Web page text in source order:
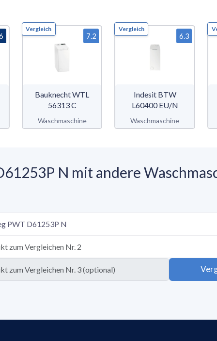
Vergleich
Bauknecht WTL
56313 C
Waschmaschine
7.2
Vergleich
Indesit BTW
L60400 EU/N
Waschmaschine
6.3
N mit andere